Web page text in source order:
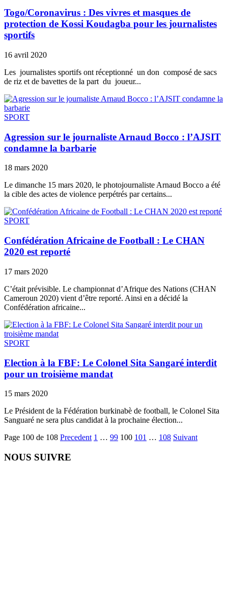
Togo/Coronavirus : Des vivres et masques de
protection de Kossi Koudagba pour les journalistes
sportifs
16 avril 2020
Les journalistes sportifs ont réceptionné un don composé de sacs
de riz et de bavettes de la part du joueur...
SPORT
Agression sur le journaliste Arnaud Bocco : l’AJSIT
condamne la barbarie
18 mars 2020
Le dimanche 15 mars 2020, le photojournaliste Arnaud Bocco a été
la cible des actes de violence perpétrés par certains...
SPORT
Confédération Africaine de Football : Le CHAN
2020 est reporté
17 mars 2020
C’était prévisible. Le championnat d’Afrique des Nations (CHAN
Cameroun 2020) vient d’être reporté. Ainsi en a décidé la
Confédération africaine...
SPORT
Election à la FBF: Le Colonel Sita Sangaré interdit
pour un troisième mandat
15 mars 2020
Le Président de la Fédération burkinabè de football, le Colonel Sita
Sanguaré ne sera plus candidat à la prochaine élection...
Page 100 de 108 Precedent 1 … 99 100 101 … 108 Suivant
NOUS SUIVRE